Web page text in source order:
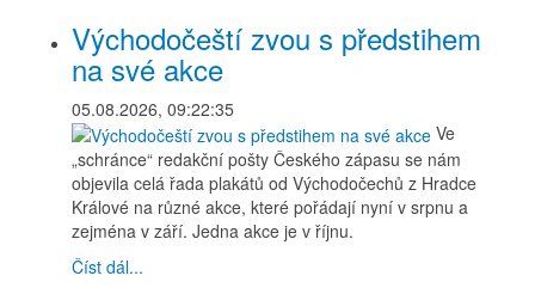
Východočeští zvou s předstihem
na své akce
05.08.2026, 09:22:35
Ve
„schránce“ redakční pošty Českého zápasu se nám
objevila celá řada plakátů od Východočechů z Hradce
Králové na různé akce, které pořádají nyní v srpnu a
zejména v září. Jedna akce je v říjnu.
Číst dál...